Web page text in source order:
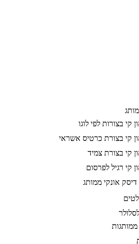
קי בצורות לפי לוגו
קי בצורת כרטיס אשראי
קי בצורת צמיד
קי רגיל לפרסום
אונקי ממותג
ממותגות